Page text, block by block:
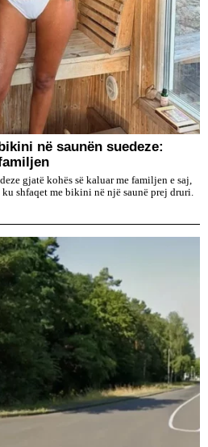
në saunën suedeze:
gjatë kohës së kaluar me familjen e saj,
shfaqet me bikini në një saunë prej druri.